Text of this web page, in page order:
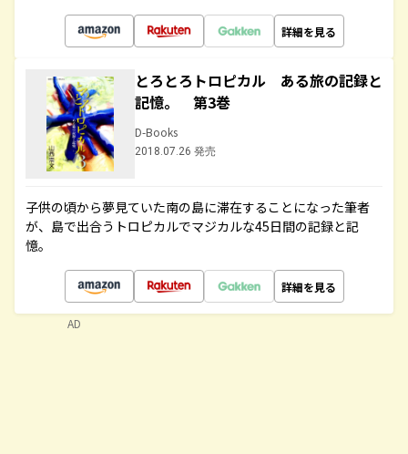
詳細を見る
とろとろトロピカル ある旅の記録と
記憶。 第3巻
D-Books
2018.07.26 発売
子供の頃から夢見ていた南の島に滞在することになった筆者
が、島で出合うトロピカルでマジカルな45日間の記録と記
憶。
詳細を見る
AD